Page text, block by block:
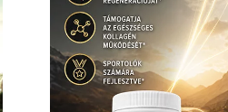
(222)
vívás(174)vízilabda(197)
(416)úszás(361)